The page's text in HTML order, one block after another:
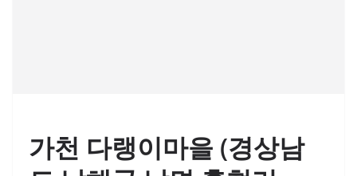
가천 다랭이마을 (경상남